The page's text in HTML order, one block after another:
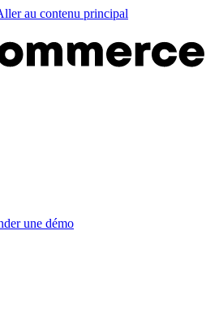
au contenu principal
une démo